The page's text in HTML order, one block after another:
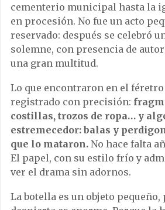
cementerio municipal hasta la
en procesión. No fue un acto
reservado: después se celebró
solemne, con presencia de
una gran multitud.
Lo que encontraron en el
registrado con precisión:
costillas, trozos de ropa… y
estremecedor: balas y
que lo mataron. No hace falta
El papel, con su estilo frío y
ver el drama sin adornos.
La botella es un objeto pequeño,